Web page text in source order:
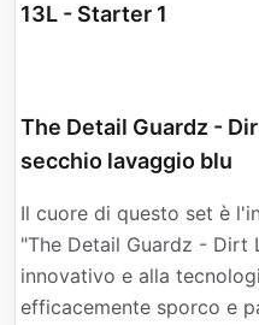
13L - Starter 1
The Detail Guardz -
secchio lavaggio blu
Il cuore di questo set è
"The Detail Guardz - Dirt
innovativo e alla
efficacemente sporco e